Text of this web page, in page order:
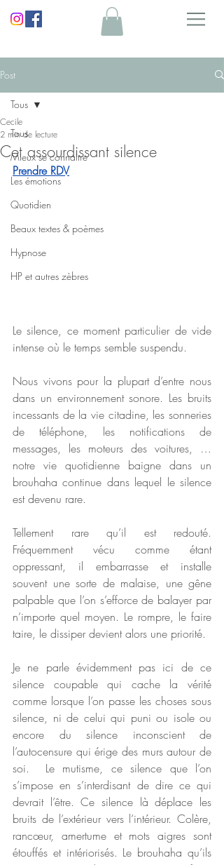
Post
Tous
Mieux se connaitre
Les émotions
Quotidien
Beaux textes & poèmes
Hypnose
HP et autres zèbres
Tous
Cet assourdissant silence
Cecile
2 min de lecture
Prendre RDV
Le silence, ce moment particulier de vide
intense où le temps semble suspendu.
Nous vivons pour la plupart d’entre nous
dans un environnement sonore. Les bruits
incessants de la vie citadine, les sonneries
de téléphone, les notifications de
messages, les moteurs des voitures, …
notre vie quotidienne baigne dans un
brouhaha continue dans lequel le silence
est devenu rare.
Tellement rare qu’il est redouté.
Fréquemment vécu comme étant
oppressant, il embarrasse et installe
souvent une sorte de malaise, une gêne
palpable que l’on s’efforce de balayer par
n’importe quel moyen. Le rompre, le faire
taire, le dissiper devient alors une priorité.
Je ne parle évidemment pas ici de ce
silence coupable qui cache la vérité
comme lorsque l’on passe les choses sous
silence, ni de celui qui puni ou isole ou
encore du silence inconscient de
l’autocensure qui érige des murs autour de
soi.  Le mutisme, ce silence que l’on
s’impose en s’interdisant de dire ce qui
devrait l’être. Ce silence là déplace les
bruits de l’extérieur vers l’intérieur. Colère,
rancœur, amertume et mots aigres sont
étouffés et intériorisés. Le brouhaha qu’ils